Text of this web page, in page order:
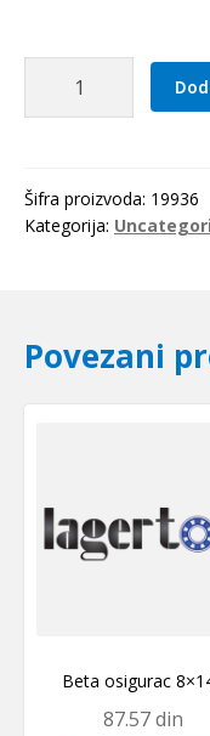
10x0480
količina
Šifra proizvoda: 19936
Kategorija:
Povezani
Beta osigurac
87.57din